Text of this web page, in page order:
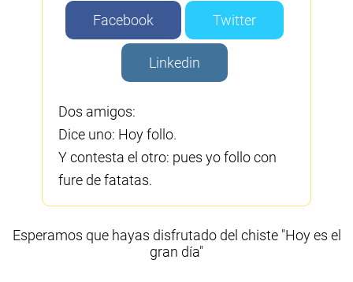
Facebook Twitter
Linkedin
Dos amigos:
Dice uno: Hoy follo.
Y contesta el otro: pues yo follo con
fure de fatatas.
Esperamos que hayas disfrutado del chiste "Hoy es el
gran día"